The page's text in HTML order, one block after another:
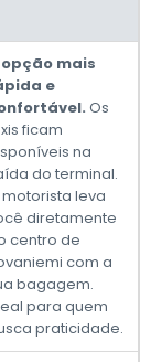
opção mais
e
Os
ficam
na
do terminal.
motorista leva
diretamente
centro de
com a
bagagem.
para quem
praticidade.